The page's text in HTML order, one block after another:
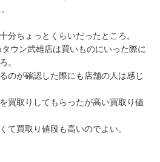
分ちょっとくらいだったところ。
ウン武雄店は買いものにいった際に
。
のが確認した際にも店舗の人は感じ
買取りしてもらったが高い買取り値
て買取り値段も高いのでよい。